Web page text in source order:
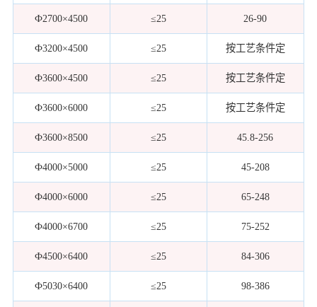
Ф2700×4500 ≤25 26-90
Ф3200×4500 ≤25 按工艺条件定
Ф3600×4500 ≤25 按工艺条件定
Ф3600×6000 ≤25 按工艺条件定
Ф3600×8500 ≤25 45.8-256
Ф4000×5000 ≤25 45-208
Ф4000×6000 ≤25 65-248
Ф4000×6700 ≤25 75-252
Ф4500×6400 ≤25 84-306
Ф5030×6400 ≤25 98-386